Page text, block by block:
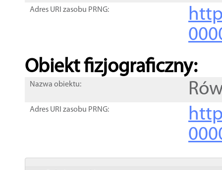
Adres URI zasobu PRNG:
Obiekt fizjograficzny:
Nazwa obiektu:
Adres URI zasobu PRNG: